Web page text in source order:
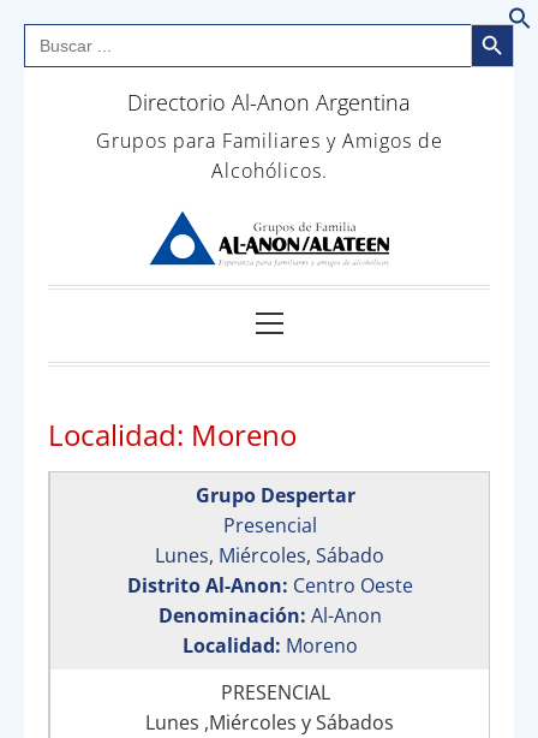
Buscar: Botón de
contenido
Directorio Al-Anon Argentina
Grupos para Familiares y Amigos de
Alcohólicos.
principal
Localidad: Moreno
Grupo Despertar
Presencial
Lunes, Miércoles, Sábado
Distrito Al-Anon: Centro Oeste
Denominación: Al-Anon
Localidad: Moreno
PRESENCIAL
Lunes ,Miércoles y Sábados